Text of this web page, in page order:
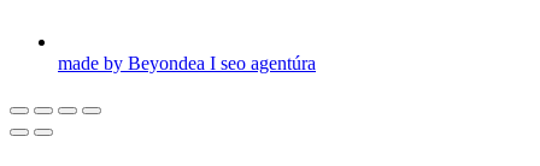
made by Beyondea I seo agentúra